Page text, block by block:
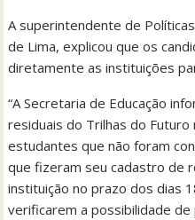
A superintendente de
de Lima, explicou que os
diretamente as instituições
“A Secretaria de Educação
residuais do Trilhas do Futuro
estudantes que não foram
que fizeram seu cadastro de
instituição no prazo dos dias
verificarem a possibilidade